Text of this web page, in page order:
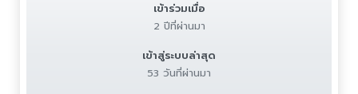
เข้าร่วมเมื่อ
2 ปีที่ผ่านมา
เข้าสู่ระบบล่าสุด
53 วันที่ผ่านมา